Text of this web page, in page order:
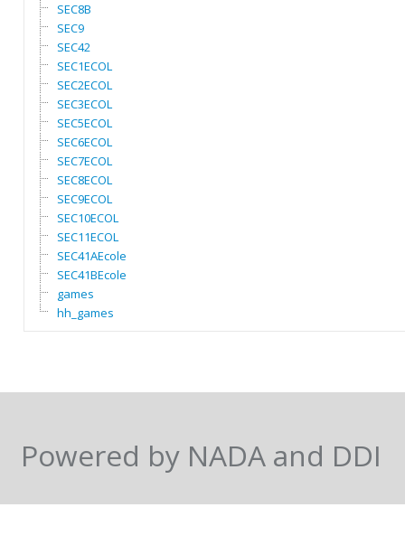
SEC8B
SEC9
SEC42
SEC1ECOL
SEC2ECOL
SEC3ECOL
SEC5ECOL
SEC6ECOL
SEC7ECOL
SEC8ECOL
SEC9ECOL
SEC10ECOL
SEC11ECOL
SEC41AEcole
SEC41BEcole
games
hh_games
Powered by NADA and DDI